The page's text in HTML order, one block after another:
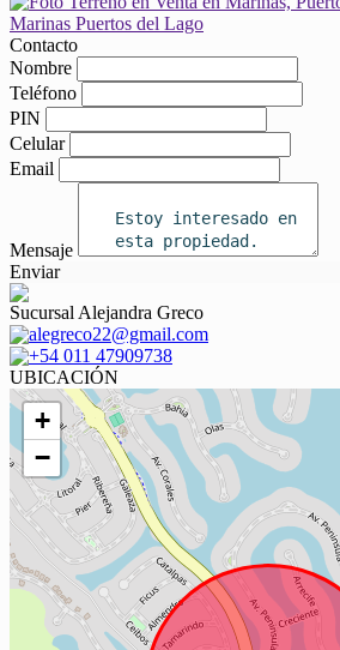
Contacto
Nombre
Teléfono
PIN
Celular
Email
Mensaje
Enviar
Sucursal Alejandra Greco
alegreco22@gmail.com
+54 011 47909738
UBICACIÓN
+
−